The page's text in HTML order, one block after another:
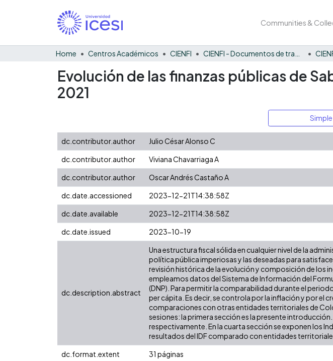
Communities &
Home Centros Académicos CIENFI
Evolución de las finanzas públicas de
2021
dc.contributor.author
Julio César Alonso C
dc.contributor.author
Viviana Chavarriaga A
dc.contributor.author
Oscar Andrés Castaño A
dc.date.accessioned
2023-12-21T14:38:58Z
dc.date.available
2023-12-21T14:38:58Z
dc.date.issued
2023-10-19
dc.description.abstract
Una estructura fiscal sólida en cualquier nivel de la
política pública imperiosas y las deseadas para
revisión histórica de la evolución y composición de los
empleamos datos del Sistema de Información del
(DNP). Para permitir la comparabilidad durante el
per cápita. Es decir, se controla por la inflación y por
comparaciones con otras entidades territoriales de
sesiones: la primera sección es la presente
respectivamente. En la cuarta sección se exponen los
resultados del IDF comparado con entidades
dc.format.extent
31 páginas